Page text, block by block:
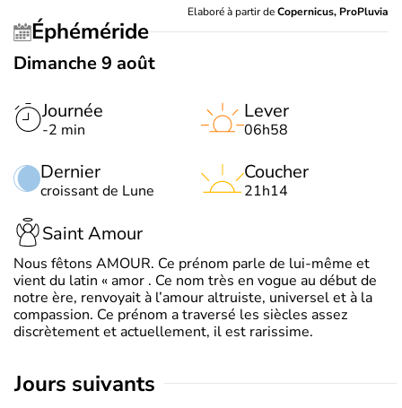
Elaboré à partir deCopernicus, ProPluvia
Éphéméride
Dimanche 9 août
Journée
-2 min
Dernier
croissant de Lune
Lever
06h58
Coucher
21h14
Saint Amour
Nous fêtons AMOUR. Ce prénom parle de lui-même et
vient du latin « amor . Ce nom très en vogue au début de
notre ère, renvoyait à l’amour altruiste, universel et à la
compassion. Ce prénom a traversé les siècles assez
discrètement et actuellement, il est rarissime.
jours suivants